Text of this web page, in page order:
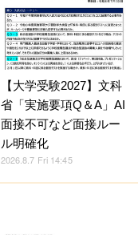
【大学受験2027】文科
省「実施要項Q＆A」AI
面接不可など面接ルー
ル明確化
2026.8.7 Fri 14:45